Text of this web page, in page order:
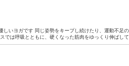
いヨガです 同じ姿勢をキープし続けたり、運動不足
では呼吸とともに、硬くなった筋肉をゆっくり伸ばして